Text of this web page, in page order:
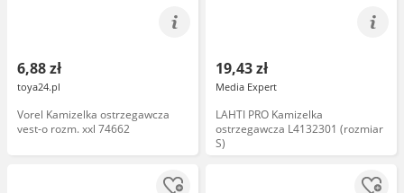
6,88 zł
toya24.pl
Vorel Kamizelka ostrzegawcza
vest-o rozm. xxl 74662
19,43 zł
Media Expert
LAHTI PRO Kamizelka
ostrzegawcza L4132301 (rozmiar
S)